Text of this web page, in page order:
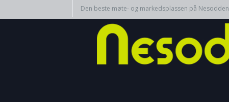
Den beste møte- og markedsplassen på Nesodden